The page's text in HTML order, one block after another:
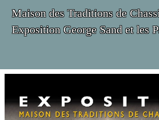
Maison des Traditions de
Exposition George Sand et les